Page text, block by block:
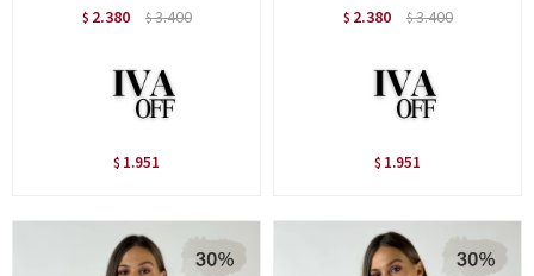
$ 2.380 $3.400
$ 1.951
$ 2.380 $3.400
$ 1.951